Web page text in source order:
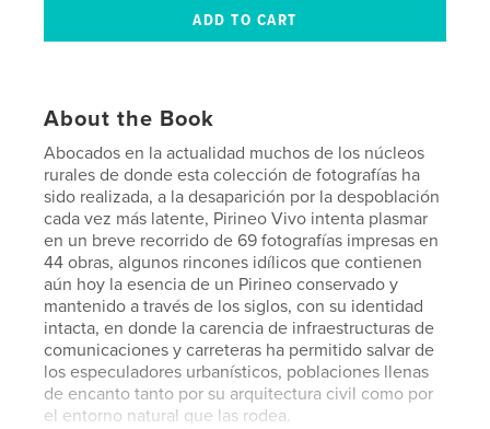
About the Book
Abocados en la actualidad muchos de los núcleos
rurales de donde esta colección de fotografías ha
sido realizada, a la desaparición por la despoblación
cada vez más latente, Pirineo Vivo intenta plasmar
en un breve recorrido de 69 fotografías impresas en
44 obras, algunos rincones idílicos que contienen
aún hoy la esencia de un Pirineo conservado y
mantenido a través de los siglos, con su identidad
intacta, en donde la carencia de infraestructuras de
comunicaciones y carreteras ha permitido salvar de
los especuladores urbanísticos, poblaciones llenas
de encanto tanto por su arquitectura civil como por
el entorno natural que las rodea.